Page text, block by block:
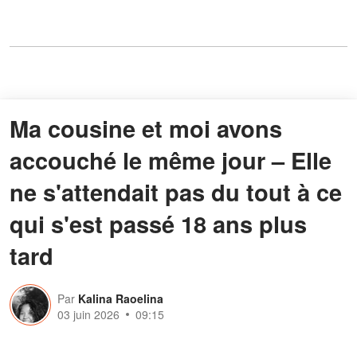
Ma cousine et moi avons
accouché le même jour – Elle
ne s'attendait pas du tout à ce
qui s'est passé 18 ans plus
tard
Par Kalina Raoelina
03 juin 2026
09:15